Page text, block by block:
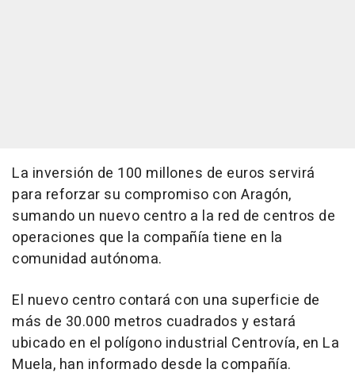
La inversión de 100 millones de euros servirá
para reforzar su compromiso con Aragón,
sumando un nuevo centro a la red de centros de
operaciones que la compañía tiene en la
comunidad autónoma.
El nuevo centro contará con una superficie de
más de 30.000 metros cuadrados y estará
ubicado en el polígono industrial Centrovía, en La
Muela, han informado desde la compañía.